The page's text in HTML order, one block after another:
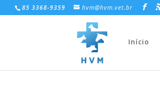
85 3368-9359 hvm@hvm.vet.br
Início